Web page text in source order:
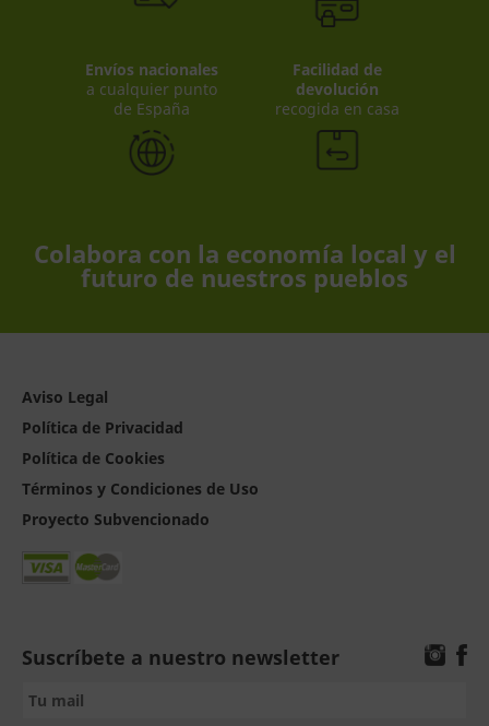
Envíos nacionales
a cualquier punto
de España
Facilidad de
devolución
recogida en casa
Colabora con la economía local y el
futuro de nuestros pueblos
Aviso Legal
Política de Privacidad
Política de Cookies
Términos y Condiciones de Uso
Proyecto Subvencionado
Suscríbete a nuestro newsletter